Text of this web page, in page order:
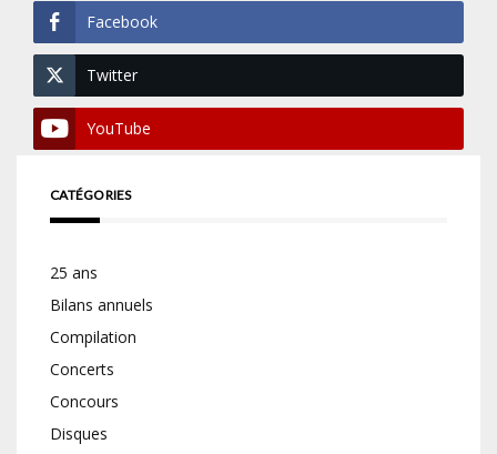
Facebook
Twitter
YouTube
CATÉGORIES
25 ans
Bilans annuels
Compilation
Concerts
Concours
Disques